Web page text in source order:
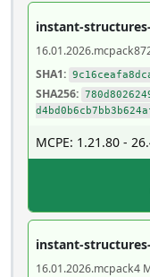
instant-
16.01.2026.mcpack
SHA1:
SHA256:
MCPE: 1.21.80 -
instant-
16.01.2026.mcpack4